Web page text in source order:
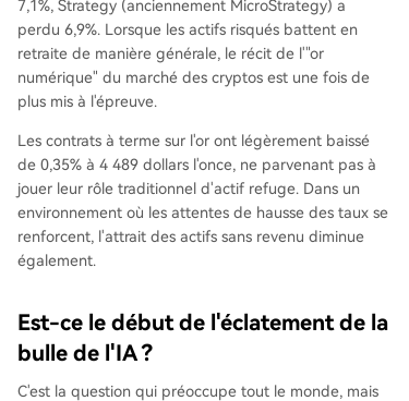
7,1%, Strategy (anciennement MicroStrategy) a
perdu 6,9%. Lorsque les actifs risqués battent en
retraite de manière générale, le récit de l'"or
numérique" du marché des cryptos est une fois de
plus mis à l'épreuve.
Les contrats à terme sur l'or ont légèrement baissé
de 0,35% à 4 489 dollars l'once, ne parvenant pas à
jouer leur rôle traditionnel d'actif refuge. Dans un
environnement où les attentes de hausse des taux se
renforcent, l'attrait des actifs sans revenu diminue
également.
Est-ce le début de l'éclatement de la
bulle de l'IA ?
C'est la question qui préoccupe tout le monde, mais